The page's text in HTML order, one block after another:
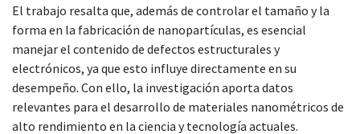
El trabajo resalta que, además de controlar el tamaño y la
forma en la fabricación de nanopartículas, es esencial
manejar el contenido de defectos estructurales y
electrónicos, ya que esto influye directamente en su
desempeño. Con ello, la investigación aporta datos
relevantes para el desarrollo de materiales nanométricos de
alto rendimiento en la ciencia y tecnología actuales.